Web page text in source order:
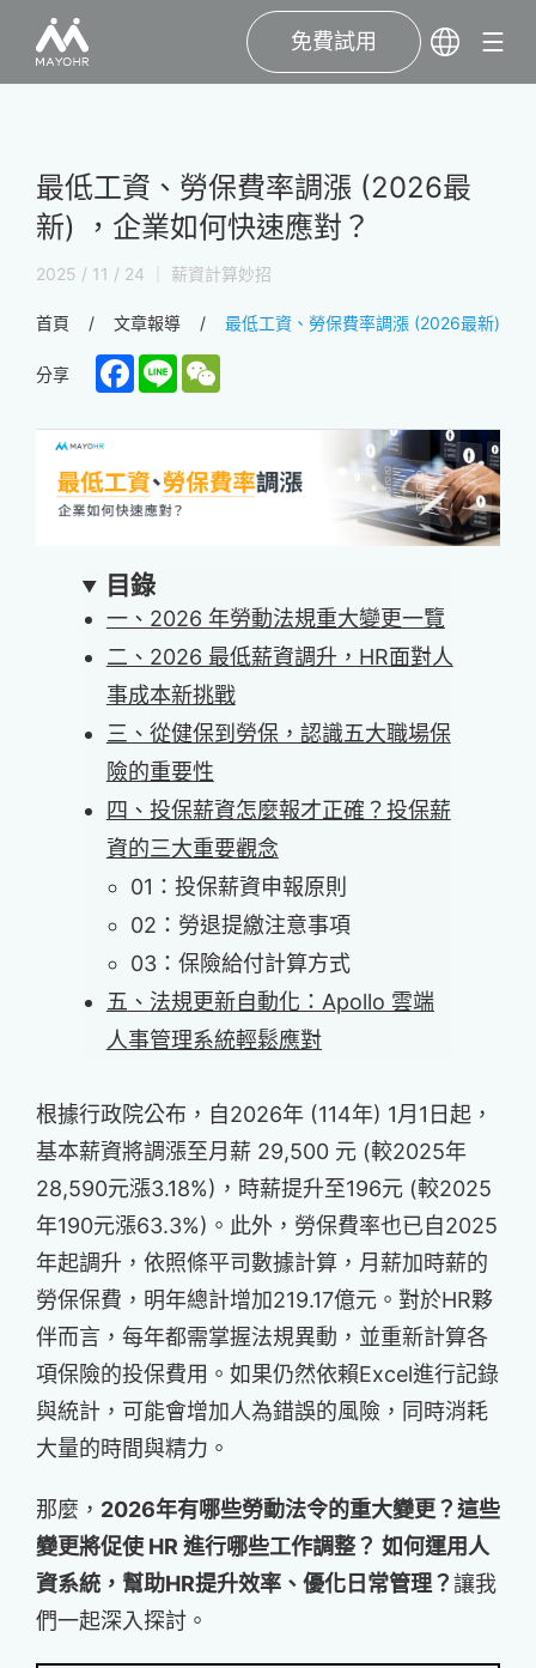
免費試用
最低工資、勞保費率調漲 (2026最
新) ，企業如何快速應對？
2025 / 11 / 24 ｜ 薪資計算妙招
首頁 文章報導 最低工資、勞保費率調漲 (2026最新) ，
分享 Facebook
Line
目錄
一、2026 年勞動法規重大變更一覽
二、2026 最低薪資調升，HR面對人
事成本新挑戰
三、從健保到勞保，認識五大職場保
險的重要性
四、投保薪資怎麼報才正確？投保薪
資的三大重要觀念
01：投保薪資申報原則
02：勞退提繳注意事項
03：保險給付計算方式
五 、 法規更新自動化：Apollo 雲端
人事管理系統輕鬆應對
根據行政院公布，自2026年 (114年) 1月1日起 ，
基本薪資將調漲至月薪 29,500 元 (較2025年
28,590元漲3.18%)，時薪提升至196元 (較2025
年190元漲63.3%)。此外，勞保費率也已自2025
年起調升，依照條平司數據計算，月薪加時薪的
勞保保費，明年總計增加219.17億元。對於HR夥
伴而言，每年都需掌握法規異動，並重新計算各
項保險的投保費用。如果仍然依賴Excel進行記錄
與統計，可能會增加人為錯誤的風險，同時消耗
大量的時間與精力。
那麼， 2026年有哪些勞動法令的重大變更？這些
變更將促使 HR 進行哪些工作調整？ 如何運用人
資系統，幫助HR提升效率、優化日常管理？讓我
們一起深入探討。